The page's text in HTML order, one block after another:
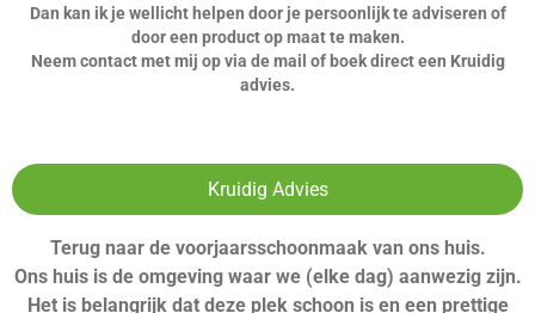
Dan kan ik je wellicht helpen door je persoonlijk te adviseren of
door een product op maat te maken.
Neem contact met mij op via de mail of boek direct een Kruidig
advies.
Kruidig Advies
Terug naar de voorjaarsschoonmaak van ons huis.
Ons huis is de omgeving waar we (elke dag) aanwezig zijn.
Het is belangrijk dat deze plek schoon is en een prettige